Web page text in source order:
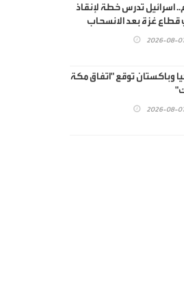
اسرائيل تدرس خطة لإنقاذ
قطاع غزة بعد الانسحاب
2026-08-
وباكستان توقع "اتفاق مكة
2026-08-